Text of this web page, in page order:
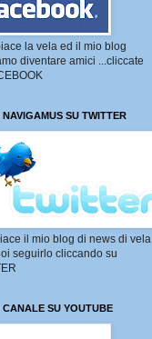
la vela ed il mio blog
diventare amici ...cliccate
NAVIGAMUS SU TWITTER
il mio blog di news di vela
seguirlo cliccando su
CANALE SU YOUTUBE